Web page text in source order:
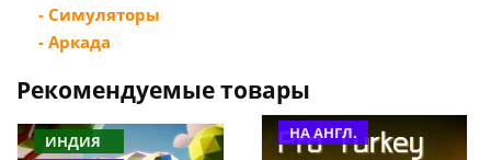
- Симуляторы
- Аркада
Рекомендуемые товары
ИНДИЯ
НА АНГЛ.